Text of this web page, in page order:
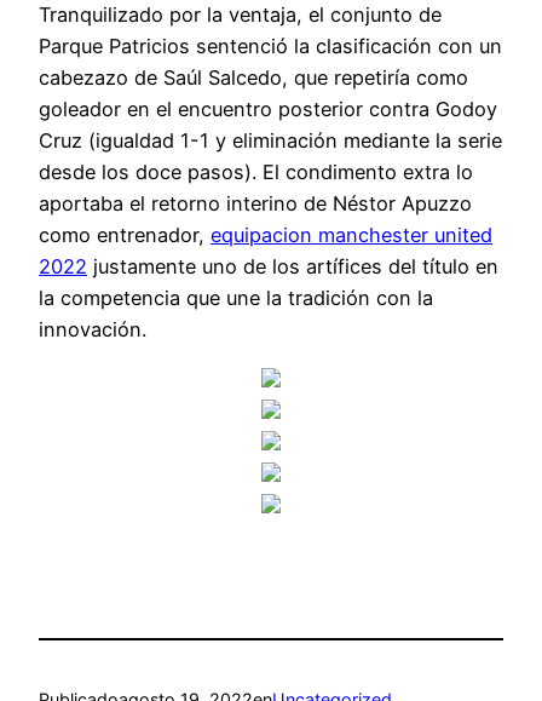
Tranquilizado por la ventaja, el conjunto de
Parque Patricios sentenció la clasificación con un
cabezazo de Saúl Salcedo, que repetiría como
goleador en el encuentro posterior contra Godoy
Cruz (igualdad 1-1 y eliminación mediante la serie
desde los doce pasos). El condimento extra lo
aportaba el retorno interino de Néstor Apuzzo
como entrenador, equipacion manchester united
2022 justamente uno de los artífices del título en
la competencia que une la tradición con la
innovación.